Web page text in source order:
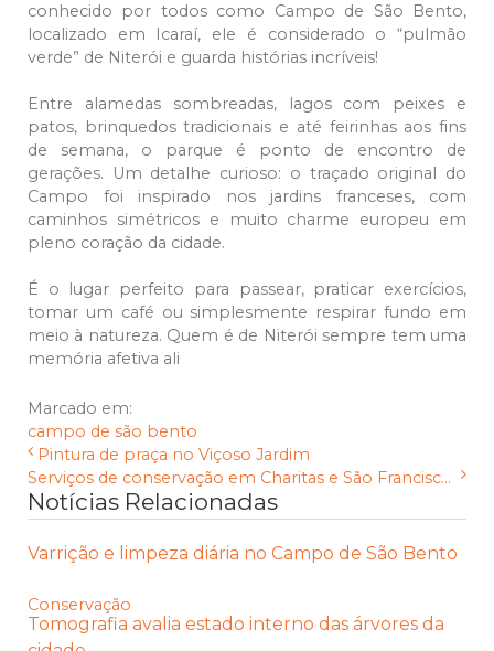
conhecido por todos como Campo de São Bento,
localizado em Icaraí, ele é considerado o “pulmão
verde” de Niterói e guarda histórias incríveis!
Entre alamedas sombreadas, lagos com peixes e
patos, brinquedos tradicionais e até feirinhas aos fins
de semana, o parque é ponto de encontro de
gerações. Um detalhe curioso: o traçado original do
Campo foi inspirado nos jardins franceses, com
caminhos simétricos e muito charme europeu em
pleno coração da cidade.
É o lugar perfeito para passear, praticar exercícios,
tomar um café ou simplesmente respirar fundo em
meio à natureza. Quem é de Niterói sempre tem uma
memória afetiva ali
Marcado em:
campo de são bento
Pintura de praça no Viçoso Jardim
Serviços de conservação em Charitas e São Francisc...
Notícias Relacionadas
Varrição e limpeza diária no Campo de São Bento
Conservação
Tomografia avalia estado interno das árvores da